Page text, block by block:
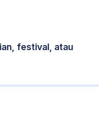
festival, atau